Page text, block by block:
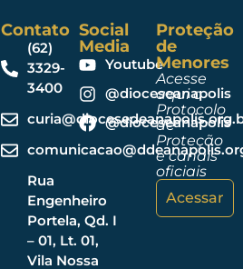
Contato
(62)
3329-
3400
Rua
Engenheiro
Portela, Qd. I
– 01, Lt. 01,
Vila Nossa
Social
Media
Youtube
@dioceseanapolis
@dioceseanapolis
Proteção
de
Menores
Acesse
aqui o
Protocolo
de
Proteção
e canais
oficiais
Acessar